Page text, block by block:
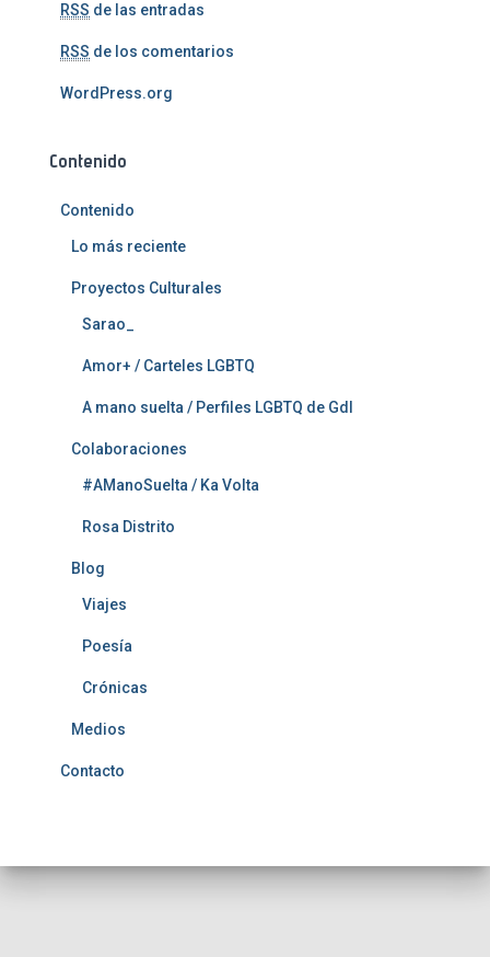
RSS de las entradas
RSS de los comentarios
WordPress.org
Contenido
Contenido
Lo más reciente
Proyectos Culturales
Sarao_
Amor+ / Carteles LGBTQ
A mano suelta / Perfiles LGBTQ de Gdl
Colaboraciones
#AManoSuelta / Ka Volta
Rosa Distrito
Blog
Viajes
Poesía
Crónicas
Medios
Contacto